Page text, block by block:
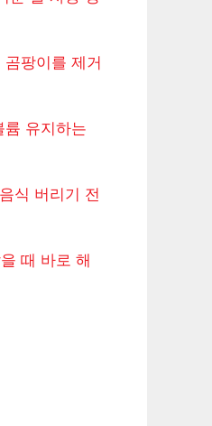
팡이를 제거
륨 유지하는
식 버리기 전
때 바로 해